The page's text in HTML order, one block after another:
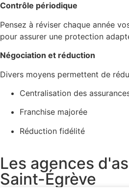
Contrôle périodique
Pensez à réviser chaque année
pour assurer une protection
Négociation et réduction
Divers moyens permettent de
Centralisation des
Franchise majorée
Réduction fidélité
Les agences
Saint-Égrève